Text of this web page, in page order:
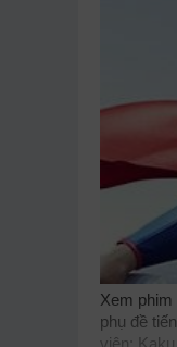
Xem phim
phụ đề